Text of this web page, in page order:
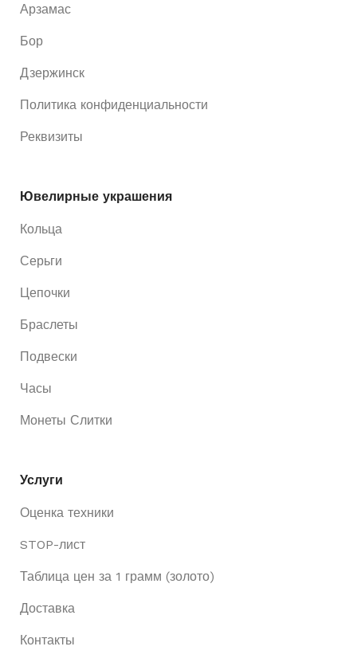
Арзамас
Бор
Дзержинск
Политика конфиденциальности
Реквизиты
Ювелирные украшения
Кольца
Серьги
Цепочки
Браслеты
Подвески
Часы
Монеты Слитки
Услуги
Оценка техники
STOP-лист
Таблица цен за 1 грамм (золото)
Доставка
Контакты